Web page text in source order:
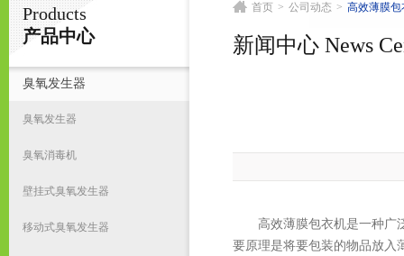
南京皇明臭氧机电设备厂
Products
产品中心
臭氧发生器
臭氧发生器
臭氧消毒机
壁挂式臭氧发生器
移动式臭氧发生器
首页 > 公司动态 > 高效薄膜
新闻中心 News
高效薄膜包衣机是一种广泛
要原理是将要包装的物品放入